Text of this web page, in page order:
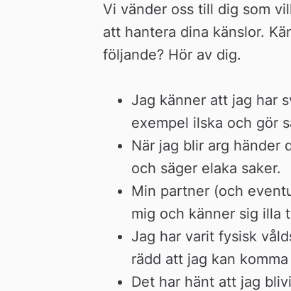
Vi vänder oss till dig som
att hantera dina känslor.
följande? Hör av dig.
Jag känner att jag har
exempel ilska och gör
När jag blir arg händer
och säger elaka saker.
Min partner (och
mig och känner sig illa
Jag har varit fysisk
rädd att jag kan
Det har hänt att jag